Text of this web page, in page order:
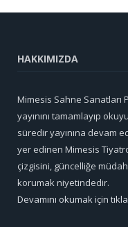
HAKKIMIZDA
Mimesis Sahne Sanatları
yayınını tamamlayıp
süredir yayınına devam
yer edinen Mimesis
çizgisini, güncelliğe
korumak niyetindedir.
Devamını okumak için